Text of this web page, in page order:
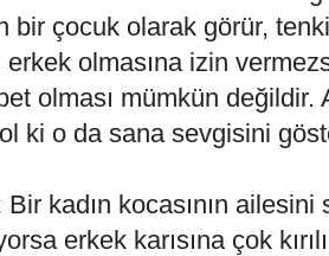
bir çocuk olarak görür,
olmasına izin
olması mümkün değildir.
ol ki o da sana sevgisini
kadın kocasının ailesini
erkek karısına çok